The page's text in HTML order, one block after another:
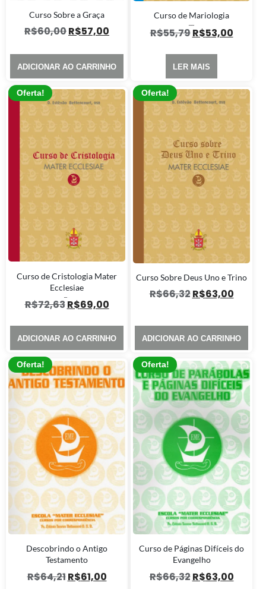
Curso Sobre a Graça
R$60,00R$57,00
ADICIONAR AO CARRINHO
Curso de Mariologia
Avaliação
R$55,79R$53,00
LER MAIS
Oferta!
Curso de Cristologia Mater
Ecclesiae
R$72,63R$69,00
ADICIONAR AO CARRINHO
Oferta!
Curso Sobre Deus Uno e Trino
R$66,32R$63,00
ADICIONAR AO CARRINHO
Oferta!
Descobrindo o Antigo
Testamento
R$64,21R$61,00
Oferta!
Curso de Páginas Difíceis do
Evangelho
R$66,32R$63,00